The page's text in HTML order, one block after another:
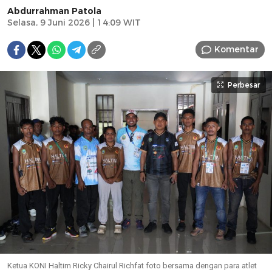
Abdurrahman Patola
Selasa, 9 Juni 2026 | 14:09 WIT
Komentar
Perbesar
Ketua KONI Haltim Ricky Chairul Richfat foto bersama dengan para atlet